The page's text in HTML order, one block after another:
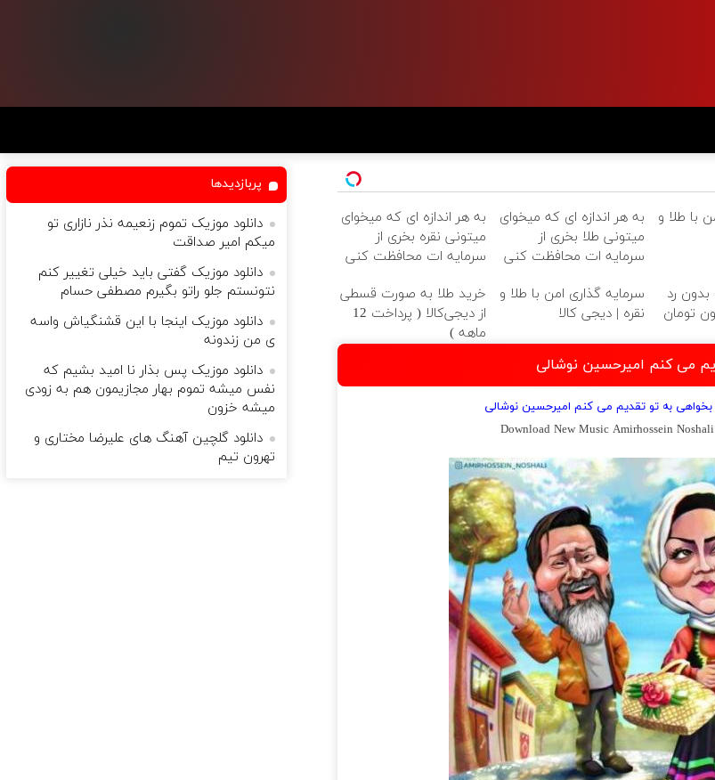
با طلا و
به هر اندازه ای که میخوای
میتونی طلا بخری از
سرمایه ات محافظت کنی
به هر اندازه ای که میخوای
میتونی نقره بخری از
سرمایه ات محافظت کنی
رد
میلیون تومان
سرمایه گذاری امن با طلا و
نقره | دیجی کالا
خرید طلا به صورت قسطی
از دیجی‌کالا ( پرداخت 12
ماهه )
می کنم امیرحسین نوشالی
بخواهی به تو تقدیم می کنم امیرحسین نوشالی
Download New Music Amirhossein
پربازدیدها
دانلود موزیک تموم زنعیمه نذر نازاری تو
میکم امیر صداقت
دانلود موزیک گفتی باید خیلی تغییر کنم
نتونستم جلو راتو بگیرم مصطفی حسام
دانلود موزیک اینجا با این قشنگیاش واسه
ی من زندونه
دانلود موزیک پس بذار نا امید بشیم که
نفس میشه تموم بهار مجازیمون هم به زودی
میشه خزون
دانلود گلچین آهنگ های علیرضا مختاری و
تهرون تیم